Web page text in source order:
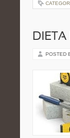
DIETA
POSTED